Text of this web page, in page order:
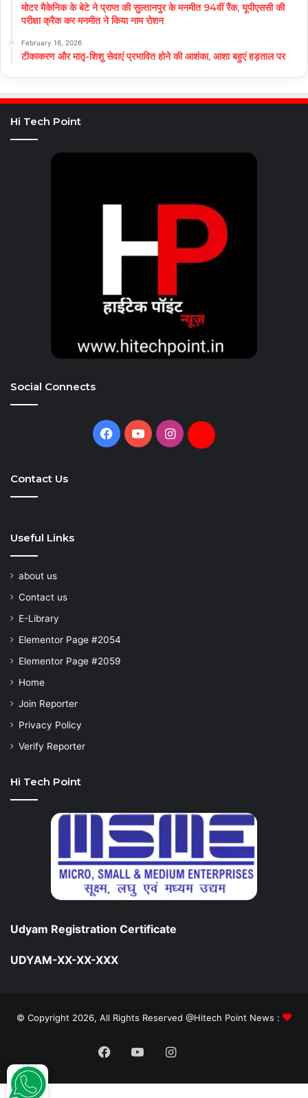
मोटर मैकेनिक के बेटे ने प्राप्त की सुल्तानपुर के मनमीत 94वीं रैंक, यूपीएससी की
परीक्षा क्रैक कर मनमीत ने किया नाम रोशन
February 16, 2026
टीकाकरण और मातृ-शिशु सेवाएं प्रभावित होने की आशंका, आशा बहुएं हड़ताल पर
Hi Tech Point
Social Connects
Facebook
YouTubeInstagramDaily
Contact Us
Useful Links
about us
Contact us
E-Library
Elementor Page #2054
Elementor Page #2059
Home
Join Reporter
Privacy Policy
Verify Reporter
Hi Tech Point
Udyam Registration Certificate
UDYAM-XX-XX-XXX
© Copyright 2026, All Rights Reserved @Hitech Point News :
Facebook
YouTubeInstagram
Hunt